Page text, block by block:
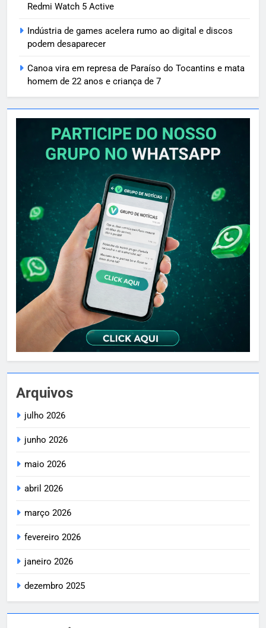
Redmi Watch 5 Active
Indústria de games acelera rumo ao digital e discos
podem desaparecer
Canoa vira em represa de Paraíso do Tocantins e mata
homem de 22 anos e criança de 7
Arquivos
julho 2026
junho 2026
maio 2026
abril 2026
março 2026
fevereiro 2026
janeiro 2026
dezembro 2025